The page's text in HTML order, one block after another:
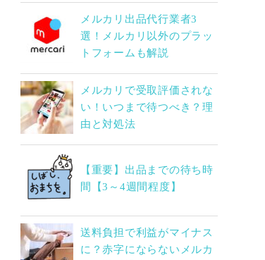
メルカリ出品代行業者3
選！メルカリ以外のプラッ
トフォームも解説
メルカリで受取評価されな
い！いつまで待つべき？理
由と対処法
【重要】出品までの待ち時
間【3～4週間程度】
送料負担で利益がマイナス
に？赤字にならないメルカ